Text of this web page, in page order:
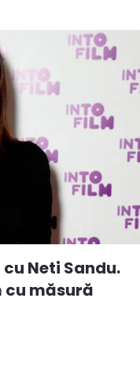
Neti Sandu.
cu măsură